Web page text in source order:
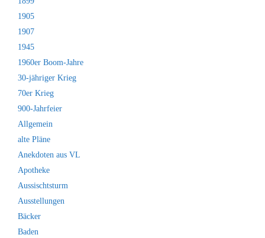
1905
1907
1945
1960er Boom-Jahre
30-jähriger Krieg
70er Krieg
900-Jahrfeier
Allgemein
alte Pläne
Anekdoten aus VL
Apotheke
Aussischtsturm
Ausstellungen
Bäcker
Baden